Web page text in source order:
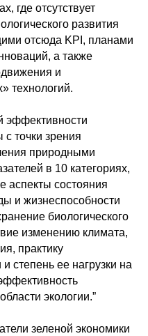
где отсутствует
развития
отсюда KPI, планами
а также
и
технологий.
эффективности
точки зрения
природными
в 10 категориях,
аспекты состояния
и жизнеспособности
биологического
изменению климата,
практику
степень ее нагрузки на
экологии.”
зеленой экономики